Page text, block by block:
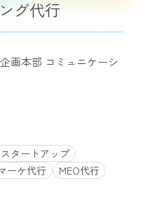
グ代行
画本部 コミュニケーシ
スタートアップ
ーケ代行 MEO代行